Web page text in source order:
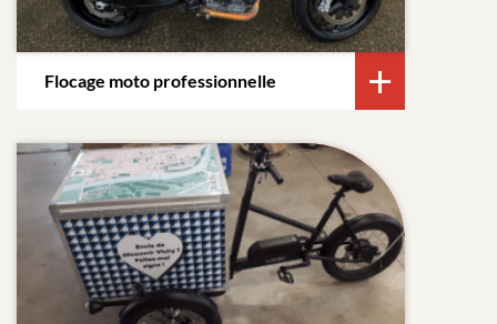
Flocage moto professionnelle